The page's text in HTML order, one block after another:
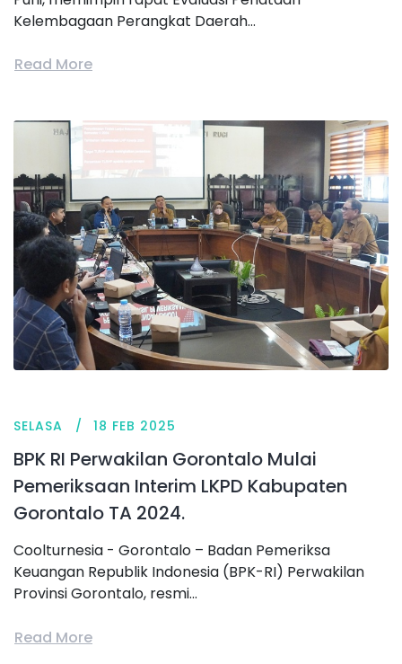
Kelembagaan Perangkat Daerah...
Read More
SELASA 18 FEB 2025
BPK RI Perwakilan Gorontalo Mulai
Pemeriksaan Interim LKPD Kabupaten
Gorontalo TA 2024.
Coolturnesia - Gorontalo – Badan Pemeriksa
Keuangan Republik Indonesia (BPK-RI) Perwakilan
Provinsi Gorontalo, resmi...
Read More